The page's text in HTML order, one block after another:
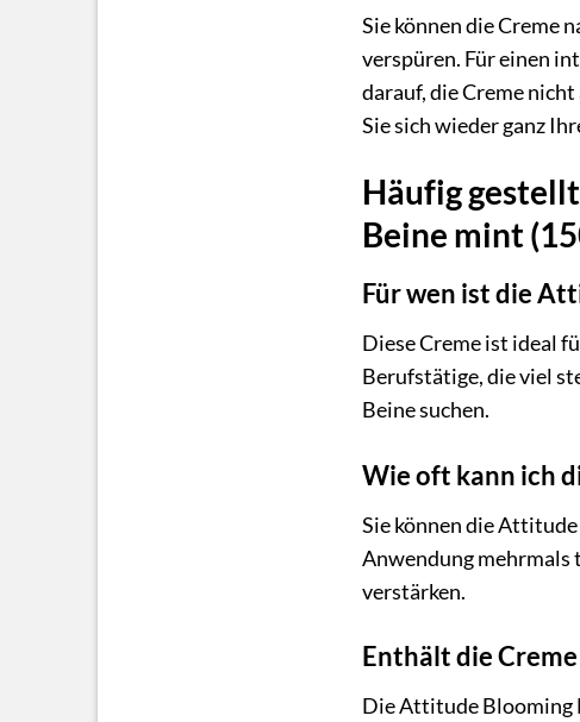
Sie können die Creme
verspüren. Für einen
darauf, die Creme
Sie sich wieder ganz
Häufig
Beine mint
Für wen ist die
Diese Creme ist ideal
Berufstätige, die viel
Beine suchen.
Wie oft kann ich
Sie können die
Anwendung mehrmals
verstärken.
Enthält die
Die Attitude Blooming